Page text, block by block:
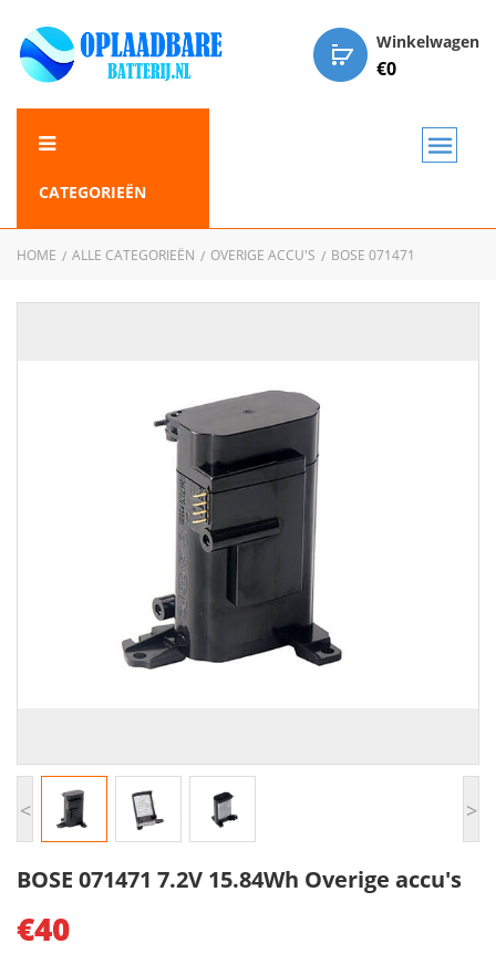
Winkelwagen
€0
CATEGORIEËN
HOME ALLE CATEGORIEËN OVERIGE ACCU'S BOSE 071471
< >
BOSE 071471 7.2V 15.84Wh Overige accu's
€40